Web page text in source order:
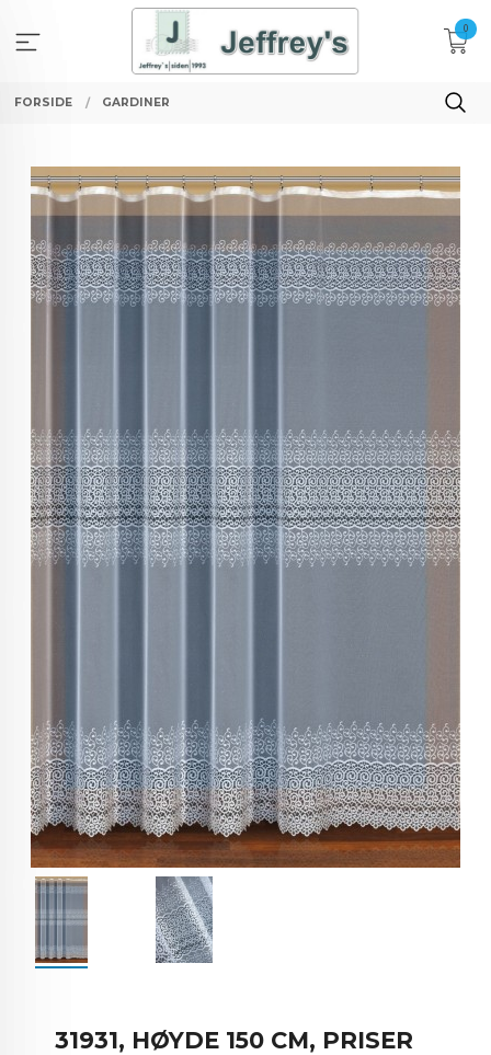
innholdet
0
FORSIDE GARDINER
31931, HØYDE 150 CM, PRISER